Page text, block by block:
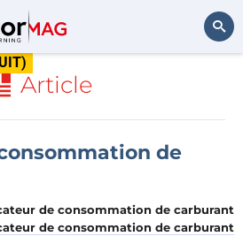
Article
de
de consommation de carburant